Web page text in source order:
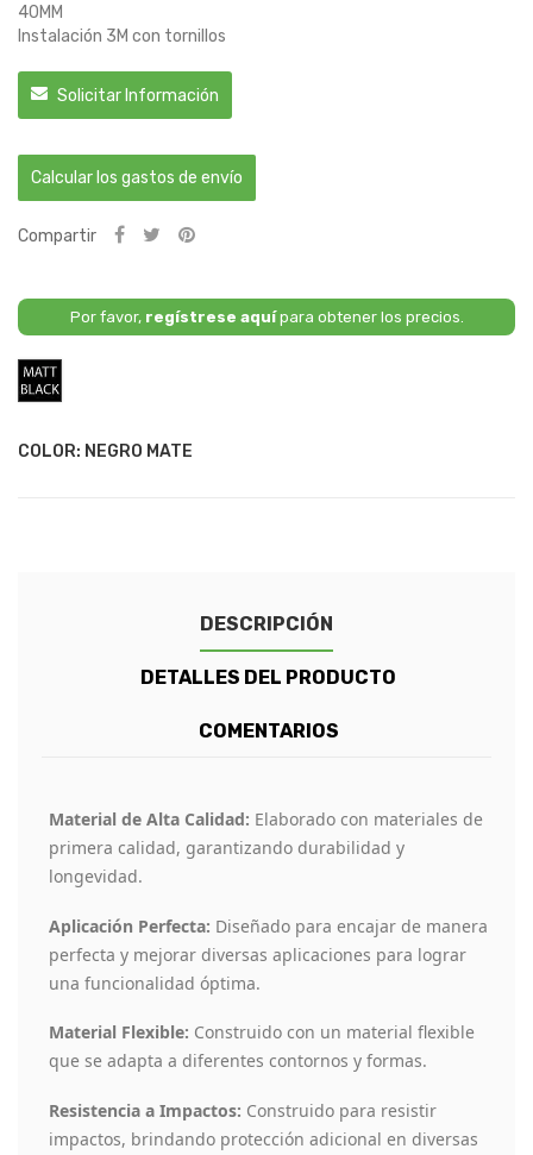
40MM
Instalación 3M con tornillos
Solicitar Información
Calcular los gastos de envío
Compartir
Por favor, regístrese aquípara obtener los precios.
COLOR: NEGRO MATE
DESCRIPCIÓN
DETALLES DEL PRODUCTO
COMENTARIOS
Material de Alta Calidad: Elaborado con materiales de
primera calidad, garantizando durabilidad y
longevidad.
Aplicación Perfecta: Diseñado para encajar de manera
perfecta y mejorar diversas aplicaciones para lograr
una funcionalidad óptima.
Material Flexible: Construido con un material flexible
que se adapta a diferentes contornos y formas.
Resistencia a Impactos: Construido para resistir
impactos, brindando protección adicional en diversas